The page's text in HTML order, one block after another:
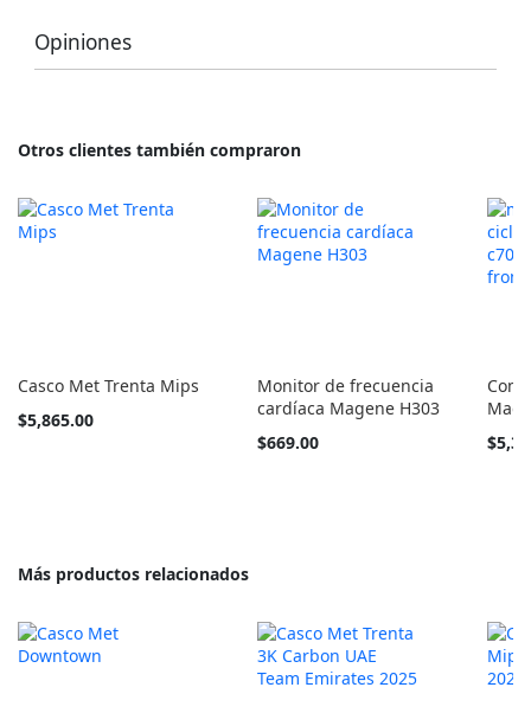
Opiniones
Otros clientes también compraron
Casco Met Trenta Mips
Tan
$5,865.00
Monitor de frecuencia
cardíaca Magene H303
$669.00
Más productos relacionados